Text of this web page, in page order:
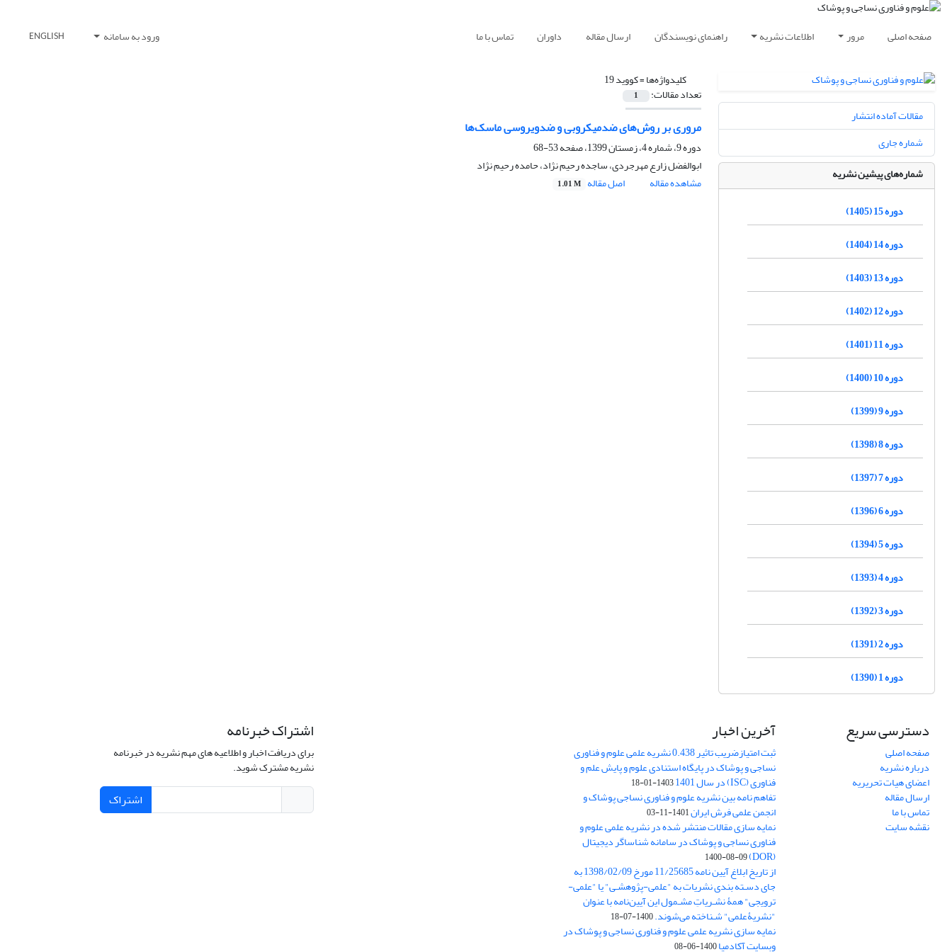
صفحه اصلی مرور اطلاعات نشریه راهنمای نویسندگان ارسال مقاله داوران تماس با ما ورود به سامانه ENGLISH
کلیدواژه‌ها =کووید 19
تعداد مقالات: 1
مروری بر روش‌های ضدمیکروبی و ضدویروسی ماسک‌ها
دوره 9، شماره 4، زمستان 1399، صفحه
53-68
ابوالفضل زارع مهرجردی، ساجده رحیم نژاد، حامده رحیم نژاد
مشاهده مقاله
اصل مقاله 1.01 M
مقالات آماده انتشار
شماره جاری
شماره‌های پیشین نشریه
دوره 15 (1405)
دوره 14 (1404)
دوره 13 (1403)
دوره 12 (1402)
دوره 11 (1401)
دوره 10 (1400)
دوره 9 (1399)
دوره 8 (1398)
دوره 7 (1397)
دوره 6 (1396)
دوره 5 (1394)
دوره 4 (1393)
دوره 3 (1392)
دوره 2 (1391)
دوره 1 (1390)
دسترسی سریع
صفحه اصلی
درباره نشریه
اعضای هیات تحریریه
ارسال مقاله
تماس با ما
نقشه سایت
آخرین اخبار
ثبت امتیازضریب تاثیر 0.438 نشریه علمی علوم و فناوری
نساجی و پوشاک در پایگاه استنادی علوم و پایش علم و
فناوری (ISC) در سال 1401 1403-01-18
تفاهم نامه بین نشریه علوم و فناوری نساجی پوشاک و
انجمن علمی فرش ایران1401-11-03
نمایه سازی مقالات منتشر شده در نشریه علمی علوم و
فناوری نساجی و پوشاک در سامانه شناساگر دیجیتال
(DOR)
1400-08-09
از تاریخ ابلاغ آیین نامه 11/25685 مورخ 1398/02/09 به
جای دسـته بندی نشریات به "علمی-پژوهشـی" یا "علمی-
ترویجی" همۀ نشـریاتِ مشـمول این آیین‌نامه با عنوان
"نشریۀعلمی" شـناخته می‌شوند.1400-07-18
نمایه سازی نشریه علمی علوم و فناوری نساجی و پوشاک در
وبسایت آکادمیا1400-06-08
اشتراک خبرنامه
برای دریافت اخبار و اطلاعیه های مهم نشریه در خبرنامه
نشریه مشترک شوید.
اشتراک